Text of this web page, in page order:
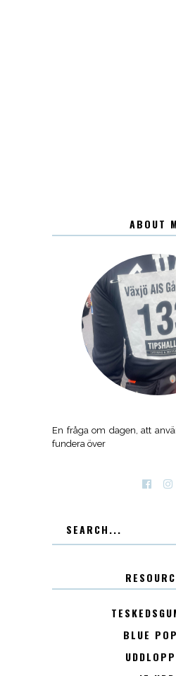
ABOUT
En fråga om dagen, att
fundera över
BLUE